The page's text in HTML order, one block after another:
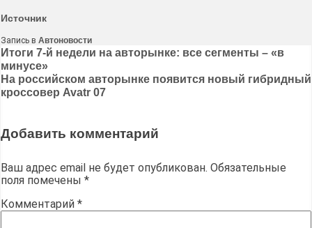
Источник
Запись в Автоновости
Навигация
по
записям
Итоги 7-й недели на авторынке: все сегменты – «в
минусе»
На российском авторынке появится новый гибридный
кроссовер Avatr 07
Добавить комментарий
Ваш адрес email не будет опубликован. Обязательные
поля помечены *
Комментарий *